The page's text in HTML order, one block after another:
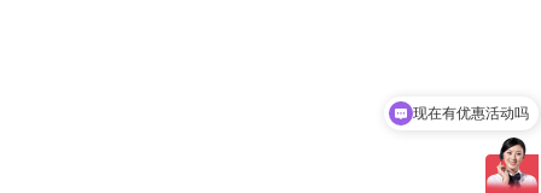
可以介绍下你们的产品么